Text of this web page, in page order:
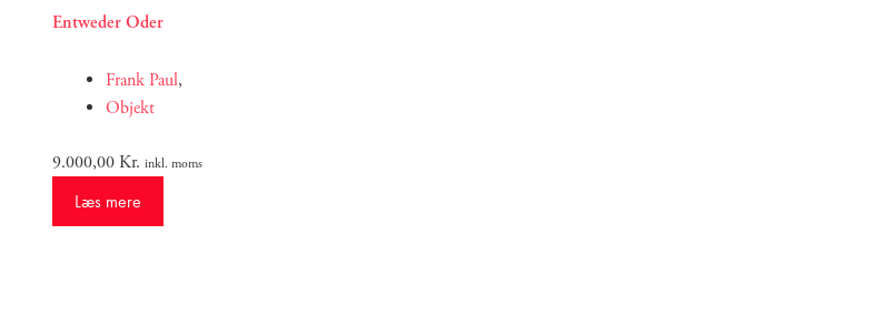
Entweder Oder
Frank Paul,
Objekt
9.000,00Kr. inkl. moms
Læs mere